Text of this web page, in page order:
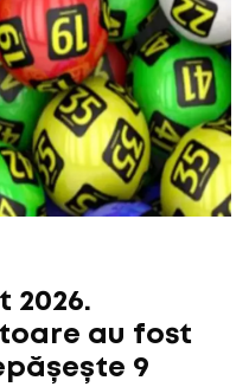
2026.
au fost
9